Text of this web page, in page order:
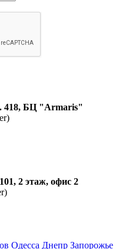
418, БЦ "Armaris"
2 этаж, офис 2
Одесса Днепр Запорожье